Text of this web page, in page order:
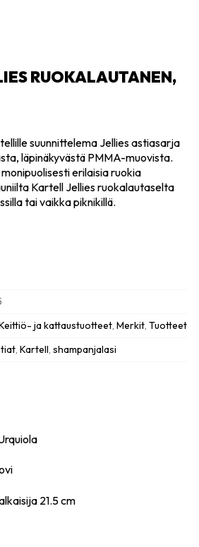
RUOKALAUTANEN,
suunnittelema Jellies astiasarja
läpinäkyvästä PMMA-muovista.
erilaisia ruokia
Kartell Jellies ruokalautaselta
tai vaikka piknikillä.
ja kattaustuotteet, Merkit, Tuotteet
, Kartell, shampanjalasi
21.5 cm